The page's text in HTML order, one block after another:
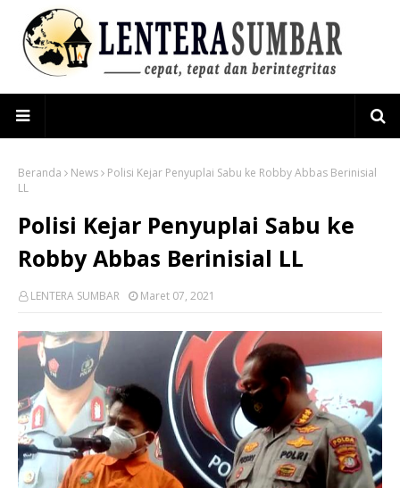
Beranda News
Polisi Kejar Penyuplai Sabu ke Robby Abbas Berinisial
LL
Polisi Kejar Penyuplai Sabu ke
Robby Abbas Berinisial LL
LENTERA SUMBAR Maret 07, 2021